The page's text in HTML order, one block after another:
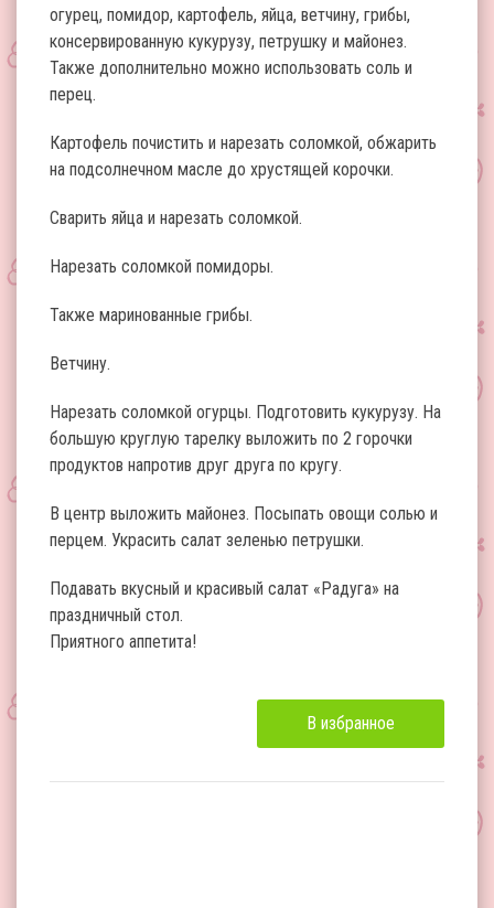
огурец, помидор, картофель, яйца, ветчину, грибы,
консервированную кукурузу, петрушку и майонез.
Также дополнительно можно использовать соль и
перец.
Картофель почистить и нарезать соломкой, обжарить
на подсолнечном масле до хрустящей корочки.
Сварить яйца и нарезать соломкой.
Нарезать соломкой помидоры.
Также маринованные грибы.
Ветчину.
Нарезать соломкой огурцы. Подготовить кукурузу. На
большую круглую тарелку выложить по 2 горочки
продуктов напротив друг друга по кругу.
В центр выложить майонез. Посыпать овощи солью и
перцем. Украсить салат зеленью петрушки.
Подавать вкусный и красивый салат «Радуга» на
праздничный стол.
Приятного аппетита!
В избранное